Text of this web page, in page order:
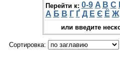
Перейти к: 0-9 A B C
А Б В Г Ґ Д Е Є Ё Ж
или введите
Сортировка: